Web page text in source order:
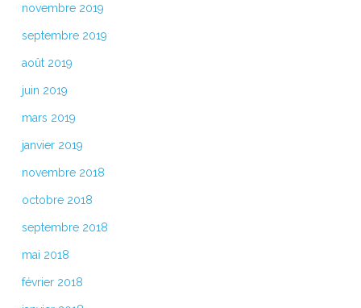
novembre 2019
septembre 2019
août 2019
juin 2019
mars 2019
janvier 2019
novembre 2018
octobre 2018
septembre 2018
mai 2018
février 2018